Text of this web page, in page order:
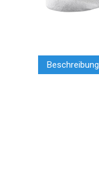
Beschreibung